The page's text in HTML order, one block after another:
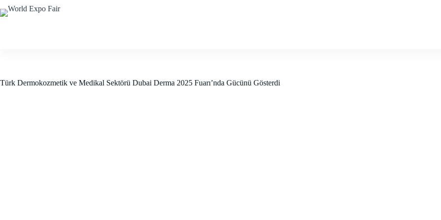
to
Türk Dermokozmetik ve Medikal Sektörü Dubai Derma 2025 Fuarı’nda Gücünü Gösterdi